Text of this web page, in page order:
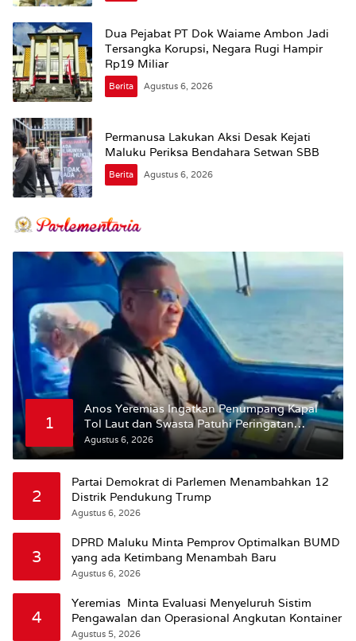
Dua Pejabat PT Dok Waiame Ambon Jadi
Tersangka Korupsi, Negara Rugi Hampir
Rp19 Miliar
Berita Agustus 6, 2026
Permanusa Lakukan Aksi Desak Kejati
Maluku Periksa Bendahara Setwan SBB
Berita Agustus 6, 2026
1
Anos Yeremias Ingatkan Penumpang Kapal
Tol Laut dan Swasta Patuhi Peringatan
BMKG
Agustus 6, 2026
2
Partai Demokrat di Parlemen Menambahkan 12
Distrik Pendukung Trump
Agustus 6, 2026
3
DPRD Maluku Minta Pemprov Optimalkan BUMD
yang ada Ketimbang Menambah Baru
Agustus 6, 2026
4
Yeremias Minta Evaluasi Menyeluruh Sistim
Pengawalan dan Operasional Angkutan Kontainer
Agustus 5, 2026